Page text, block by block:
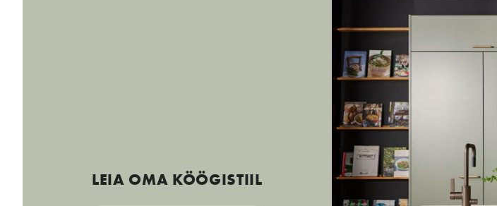
LEIA OMA KÖÖGISTIIL